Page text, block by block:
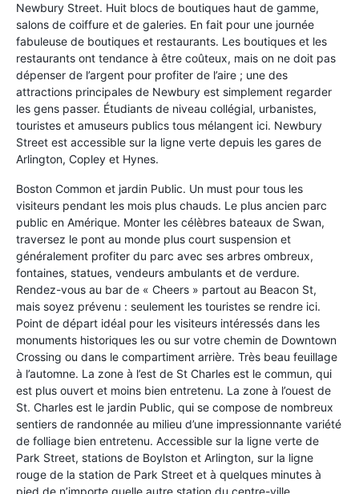
Newbury Street. Huit blocs de boutiques haut de gamme,
salons de coiffure et de galeries. En fait pour une journée
fabuleuse de boutiques et restaurants. Les boutiques et les
restaurants ont tendance à être coûteux, mais on ne doit pas
dépenser de l’argent pour profiter de l’aire ; une des
attractions principales de Newbury est simplement regarder
les gens passer. Étudiants de niveau collégial, urbanistes,
touristes et amuseurs publics tous mélangent ici. Newbury
Street est accessible sur la ligne verte depuis les gares de
Arlington, Copley et Hynes.
Boston Common et jardin Public. Un must pour tous les
visiteurs pendant les mois plus chauds. Le plus ancien parc
public en Amérique. Monter les célèbres bateaux de Swan,
traversez le pont au monde plus court suspension et
généralement profiter du parc avec ses arbres ombreux,
fontaines, statues, vendeurs ambulants et de verdure.
Rendez-vous au bar de « Cheers » partout au Beacon St,
mais soyez prévenu : seulement les touristes se rendre ici.
Point de départ idéal pour les visiteurs intéressés dans les
monuments historiques les ou sur votre chemin de Downtown
Crossing ou dans le compartiment arrière. Très beau feuillage
à l’automne. La zone à l’est de St Charles est le commun, qui
est plus ouvert et moins bien entretenu. La zone à l’ouest de
St. Charles est le jardin Public, qui se compose de nombreux
sentiers de randonnée au milieu d’une impressionnante variété
de folliage bien entretenu. Accessible sur la ligne verte de
Park Street, stations de Boylston et Arlington, sur la ligne
rouge de la station de Park Street et à quelques minutes à
pied de n’importe quelle autre station du centre-ville.